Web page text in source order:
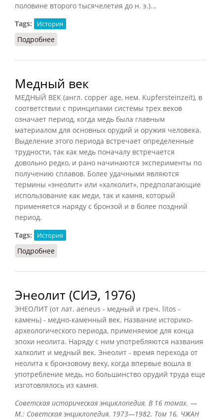
половине второго тысячелетия до н. э.)...
Tags:
История
Подробнее
Медный век
МЕДНЫЙ ВЕК (англ. copper age, нем. Kupfersteinzeit), в
соответствии с принципами системы трех веков
означает период, когда медь была главным
материалом для основных орудий и оружия человека.
Выделение этого периода встречает определенные
трудности, так как медь поначалу встречается
довольно редко, и рано начинаются эксперименты по
получению сплавов. Более удачными являются
термины «энеолит» или «халколит», предполагающие
использование как меди, так и камня, который
применяется наряду с бронзой и в более поздний
период.
Tags:
История
Подробнее
Энеолит (СИЭ, 1976)
ЭНЕОЛИТ (от лат. aeneus - медный и греч. litos -
камень) - медно-каменный век. Название историко-
археологического периода, применяемое для конца
эпохи неолита. Наряду с ним употребляются названия
халколит и медный век. Энеолит - время перехода от
неолита к бронзовому веку, когда впервые вошла в
употребление медь, но большинство орудий труда еще
изготовлялось из камня.
Советская историческая энциклопедия. В 16 томах. —
М.: Советская энциклопедия. 1973—1982. Том 16. ЧЖАН